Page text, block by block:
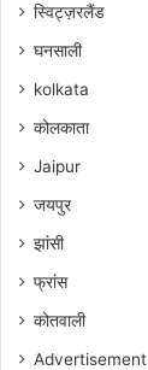
स्विट्ज़रलैंड
घनसाली
kolkata
कोलकाता
Jaipur
जयपुर
झांसी
फ्रांस
कोतवाली
Advertisement